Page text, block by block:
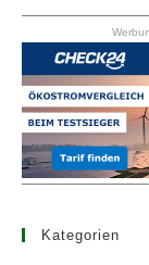
Kategorien